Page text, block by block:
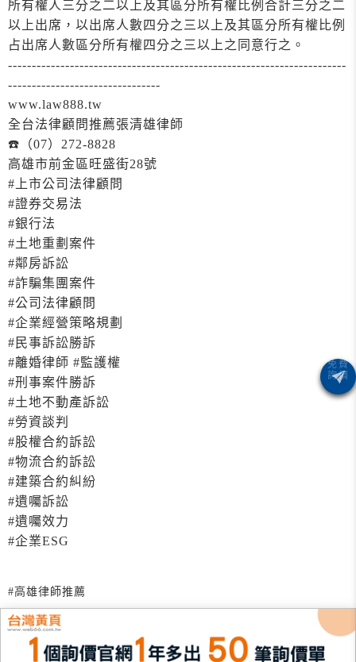
所有權人三分之二以上及其區分所有權比例合計三分之二
以上出席，以出席人數四分之三以上及其區分所有權比例
占出席人數區分所有權四分之三以上之同意行之。
-----------------------------------------------------------------------
--------------------------------
www.law888.tw
全台法律顧問推薦張清雄律師
☎️（07）272-8828
高雄市前金區旺盛街28號
#上市公司法律顧問
#證券交易法
#銀行法
#土地重劃案件
#鄰房訴訟
#詐騙集團案件
#公司法律顧問
#企業經營策略規劃
#民事訴訟勝訴
#離婚律師 #監護權
#刑事案件勝訴
#土地不動產訴訟
#勞資談判
#股權合約訴訟
#物流合約訴訟
#建築合約糾紛
#遺囑訴訟
#遺囑效力
#企業ESG
#高雄律師推薦